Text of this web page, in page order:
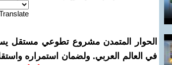
الحوار المتمدن مشروع تطوعي مستقل
في العالم العربي. ولضمان استمراره